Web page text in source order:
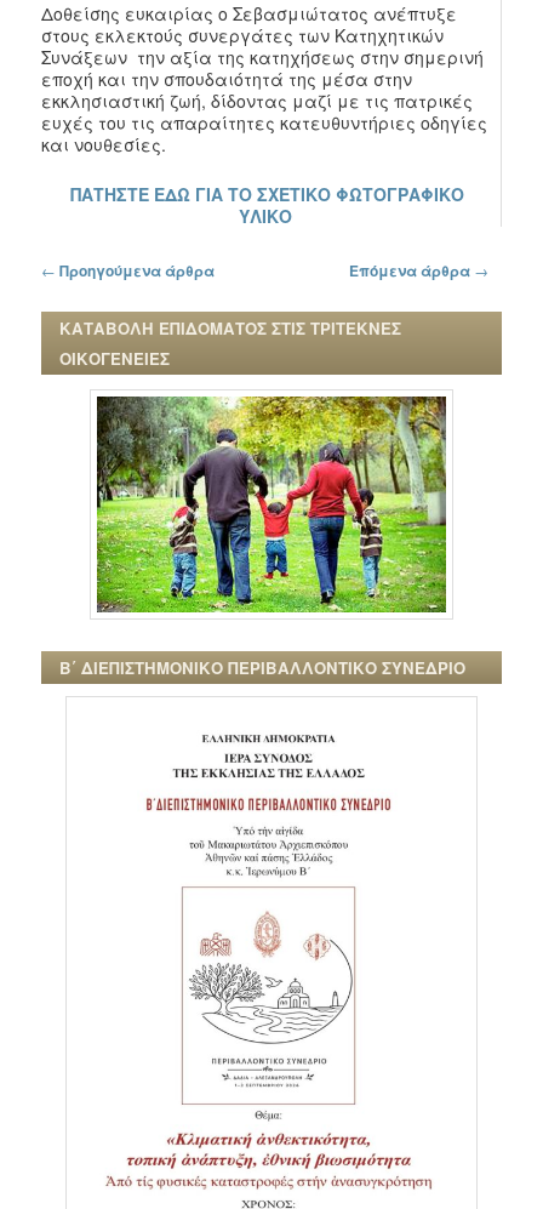
Δοθείσης ευκαιρίας ο Σεβασμιώτατος ανέπτυξε
στους εκλεκτούς συνεργάτες των Κατηχητικών
Συνάξεων την αξία της κατηχήσεως στην σημερινή
εποχή και την σπουδαιότητά της μέσα στην
εκκλησιαστική ζωή, δίδοντας μαζί με τις πατρικές
ευχές του τις απαραίτητες κατευθυντήριες οδηγίες
και νουθεσίες.
ΠΑΤΗΣΤΕ ΕΔΩ ΓΙΑ ΤΟ ΣΧΕΤΙΚΟ ΦΩΤΟΓΡΑΦΙΚΟ
ΥΛΙΚΟ
Πλοήγηση στα άρθρα
← Προηγούμενα άρθρα Επόμενα άρθρα →
ΚΑΤΑΒΟΛΗ ΕΠΙΔΟΜΑΤΟΣ ΣΤΙΣ ΤΡΙΤΕΚΝΕΣ
ΟΙΚΟΓΕΝΕΙΕΣ
Β΄ ΔΙΕΠΙΣΤΗΜΟΝΙΚΟ ΠΕΡΙΒΑΛΛΟΝΤΙΚΟ ΣΥΝΕΔΡΙΟ